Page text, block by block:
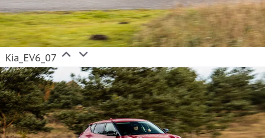
Kia_EV6_07